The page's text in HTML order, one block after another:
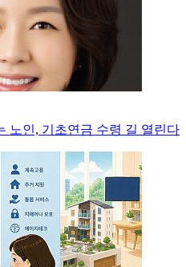
노인, 기초연금 수령 길 열린다